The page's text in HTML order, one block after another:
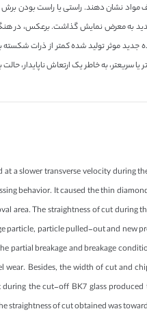
به معرض نمایش گذاشت. برعکس، در
موثر تولید شده کمتر از ذرات شکسته
به خاطر یک ارتعاش ناپایدار،
a slower transverse velocity during
behavior. It caused the thin
area. The straightness of cut
particle, particle pulled-out and new
partial breakage and breakage
wear. Besides, the width of cut and
the cut-off BK7 glass
straightness of cut obtained was